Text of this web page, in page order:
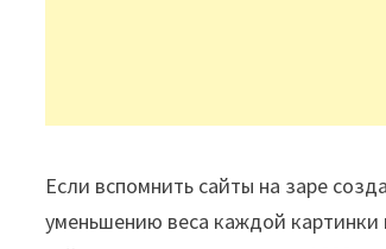
Если вспомнить сайты на заре
уменьшению веса каждой картинки